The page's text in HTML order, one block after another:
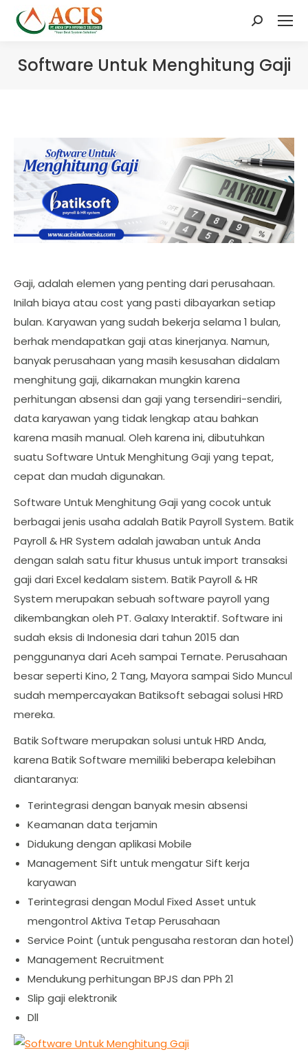
Search:
Software Untuk Menghitung Gaji
Gaji, adalah elemen yang penting dari perusahaan.
Inilah biaya atau cost yang pasti dibayarkan setiap
bulan. Karyawan yang sudah bekerja selama 1 bulan,
berhak mendapatkan gaji atas kinerjanya. Namun,
banyak perusahaan yang masih kesusahan didalam
menghitung gaji, dikarnakan mungkin karena
perhitungan absensi dan gaji yang tersendiri-sendiri,
data karyawan yang tidak lengkap atau bahkan
karena masih manual. Oleh karena ini, dibutuhkan
suatu Software Untuk Menghitung Gaji yang tepat,
cepat dan mudah digunakan.
Software Untuk Menghitung Gaji yang cocok untuk
berbagai jenis usaha adalah Batik Payroll System. Batik
Payroll & HR System adalah jawaban untuk Anda
dengan salah satu fitur khusus untuk import transaksi
gaji dari Excel kedalam sistem. Batik Payroll & HR
System merupakan sebuah software payroll yang
dikembangkan oleh PT. Galaxy Interaktif. Software ini
sudah eksis di Indonesia dari tahun 2015 dan
penggunanya dari Aceh sampai Ternate. Perusahaan
besar seperti Kino, 2 Tang, Mayora sampai Sido Muncul
sudah mempercayakan Batiksoft sebagai solusi HRD
mereka.
Batik Software merupakan solusi untuk HRD Anda,
karena Batik Software memiliki beberapa kelebihan
diantaranya:
Terintegrasi dengan banyak mesin absensi
Keamanan data terjamin
Didukung dengan aplikasi Mobile
Management Sift untuk mengatur Sift kerja
karyawan
Terintegrasi dengan Modul Fixed Asset untuk
mengontrol Aktiva Tetap Perusahaan
Service Point (untuk pengusaha restoran dan hotel)
Management Recruitment
Mendukung perhitungan BPJS dan PPh 21
Slip gaji elektronik
Dll